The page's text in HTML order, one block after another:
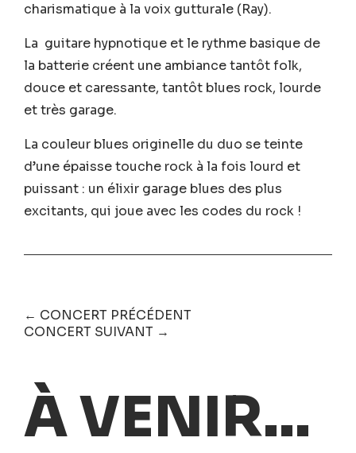
charismatique à la voix gutturale (Ray).
La guitare hypnotique et le rythme basique de
la batterie créent une ambiance tantôt folk,
douce et caressante, tantôt blues rock, lourde
et très garage.
La couleur blues originelle du duo se teinte
d’une épaisse touche rock à la fois lourd et
puissant : un élixir garage blues des plus
excitants, qui joue avec les codes du rock !
← CONCERT PRÉCÉDENT
CONCERT SUIVANT →
À VENIR...